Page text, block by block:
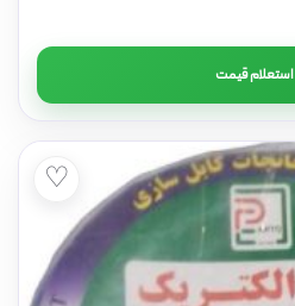
استعلام قیمت
♡